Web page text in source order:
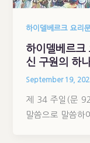
하이델베르크 요리
하이델베르크
신 구원의 하
September 19,
제 34 주일(문
말씀으로 말씀하